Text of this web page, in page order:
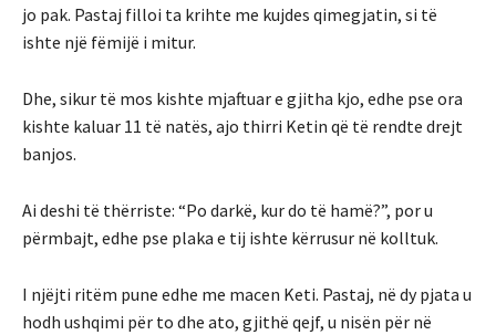
jo pak. Pastaj filloi ta krihte me kujdes qimegjatin, si të
ishte një fëmijë i mitur.
Dhe, sikur të mos kishte mjaftuar e gjitha kjo, edhe pse ora
kishte kaluar 11 të natës, ajo thirri Ketin që të rendte drejt
banjos.
Ai deshi të thërriste: “Po darkë, kur do të hamë?”, por u
përmbajt, edhe pse plaka e tij ishte kërrusur në kolltuk.
I njëjti ritëm pune edhe me macen Keti. Pastaj, në dy pjata u
hodh ushqimi për to dhe ato, gjithë qejf, u nisën për në